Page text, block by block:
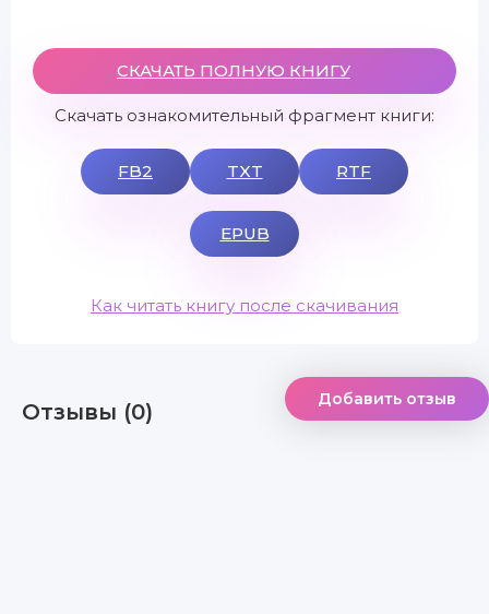
СКАЧАТЬ ПОЛНУЮ КНИГУ
Скачать ознакомительный фрагмент книги:
FB2 TXT RTF
EPUB
Как читать книгу после скачивания
Отзывы (0) Добавить отзыв